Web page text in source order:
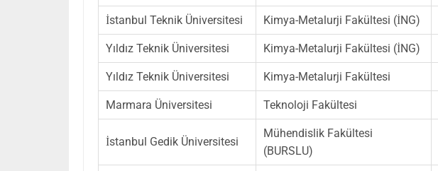
İstanbul Teknik Üniversitesi Kimya-Metalurji Fakültesi (İNG)
Yıldız Teknik Üniversitesi Kimya-Metalurji Fakültesi (İNG)
Yıldız Teknik Üniversitesi Kimya-Metalurji Fakültesi
Marmara Üniversitesi Teknoloji Fakültesi
İstanbul Gedik Üniversitesi
Mühendislik Fakültesi
(BURSLU)